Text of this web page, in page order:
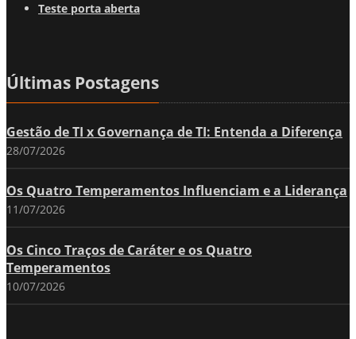
Teste porta aberta
Últimas Postagens
Gestão de TI x Governança de TI: Entenda a Diferença
28/07/2026
Os Quatro Temperamentos Influenciam e a Liderança
11/07/2026
Os Cinco Traços de Caráter e os Quatro
Temperamentos
10/07/2026